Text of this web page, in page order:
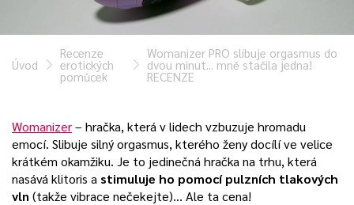
Úvod
Recenze
erotických
pomůcek
Womanizer PRO slibuje orgasmus do
dvou minut... mně stačila jedna!
RECENZE
Womanizer– hračka, která v lidech vzbuzuje hromadu
emocí. Slibuje silný orgasmus, kterého ženy docílí ve velice
krátkém okamžiku. Je to jedinečná hračka na trhu, která
nasává klitoris a stimuluje ho pomocí pulzních tlakových
vln (takže vibrace nečekejte)… Ale ta cena!